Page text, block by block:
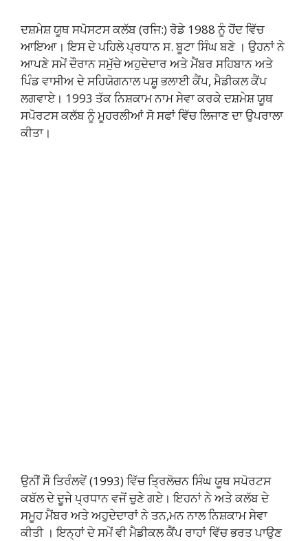
ਦਸ਼ਮੇਸ਼ ਯੂਥ ਸਪੋਸਟਸ ਕਲੱਬ (ਰਜਿ:) ਰੋਡੇ 1988 ਨੂੰ ਹੋਂਦ ਵਿੱਚ
ਆਇਆ। ਇਸ ਦੇ ਪਹਿਲੇ ਪ੍ਰਧਾਨ ਸ. ਬੂਟਾ ਸਿੰਘ ਬਣੇ । ਉਹਨਾਂ ਨੇ
ਆਪਣੇ ਸਮੇਂ ਦੌਰਾਨ ਸਮੁੱਚੇ ਅਹੁਦੇਦਾਰ ਅਤੇ ਮੈਂਬਰ ਸਹਿਬਾਨ ਅਤੇ
ਪਿੰਡ ਵਾਸੀਅ ਦੇ ਸਹਿਯੋਗਨਾਲ ਪਸ਼ੂ ਭਲਾਈ ਕੈਂਪ, ਮੈਡੀਕਲ ਕੈਂਪ
ਲਗਵਾਏ। 1993 ਤੱਕ ਨਿਸ਼ਕਾਮ ਨਾਮ ਸੇਵਾ ਕਰਕੇ ਦਸ਼ਮੇਸ਼ ਯੂਥ
ਸਪੋਰਟਸ ਕਲੱਬ ਨੂੰ ਮੂਹਰਲੀਆਂ ਸੋ ਸਫਾਂ ਵਿੱਚ ਲਿਜਾਣ ਦਾ ਉਪਰਾਲਾ
ਕੀਤਾ।
ਉਨੀਂ ਸੌ ਤਿਰੰਲਵੇਂ (1993) ਵਿੱਚ ਤ੍ਰਿਲੋਚਨ ਸਿੰਘ ਯੂਥ ਸਪੋਰਟਸ
ਕਬੱਲ ਦੇ ਦੂਜੇ ਪ੍ਰਧਾਨ ਵਜੋਂ ਚੁਣੇ ਗਏ। ਇਹਨਾਂ ਨੇ ਅਤੇ ਕਲੱਬ ਦੇ
ਸਮੂਹ ਮੈਂਬਰ ਅਤੇ ਅਹੁਦੇਦਾਰਾਂ ਨੇ ਤਨ,ਮਨ ਨਾਲ ਨਿਸ਼ਕਾਮ ਸੇਵਾ
ਕੀਤੀ । ਇਨ੍ਹਾਂ ਦੇ ਸਮੇਂ ਵੀ ਮੈਡੀਕਲ ਕੈਂਪ ਰਾਹਾਂ ਵਿੱਚ ਭਰਤ ਪਾਉਣ